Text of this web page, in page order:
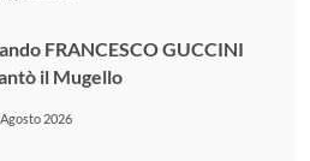
FRANCESCO GUCCINI
il Mugello
2026